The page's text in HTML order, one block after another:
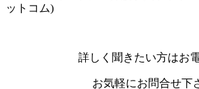
ットコム)
詳しく聞きたい方はお
お気軽にお問合せ下